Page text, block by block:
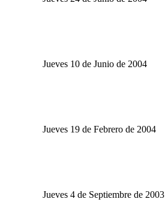
Jueves 10 de Junio de 2004
Jueves 19 de Febrero de 2004
Jueves 4 de Septiembre de 2003